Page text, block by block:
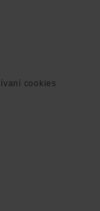
cookies